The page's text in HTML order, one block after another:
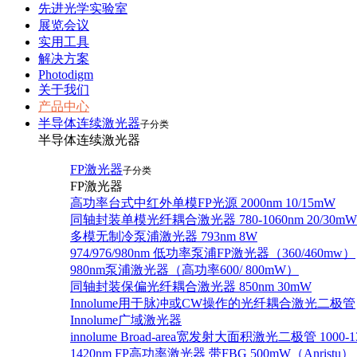
先进光学实验室
展览会议
实用工具
解决方案
Photodigm
关于我们
产品中心
半导体连续激光器子分类
半导体连续激光器
FP激光器子分类
FP激光器
高功率台式中红外单模FP光源 2000nm 10/15mW
同轴封装单模光纤耦合激光器 780-1060nm 20/30mW
多模无制冷泵浦激光器 793nm 8W
974/976/980nm 低功率泵浦FP激光器（360/460mw）
980nm泵浦激光器（高功率600/ 800mW）
同轴封装保偏光纤耦合激光器 850nm 30mW
Innolume用于脉冲或CW操作的光纤耦合激光二极管
Innolume广域激光器
innolume Broad-area宽发射大面积激光二极管 1000-
1420nm FP高功率激光器 带FBG 500mW（Anristu）